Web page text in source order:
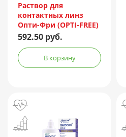
Раствор для
контактных линз
Опти-Фри (OPTI-FREE)
Express 355мл +
контейнер
592.50 руб.
В корзину